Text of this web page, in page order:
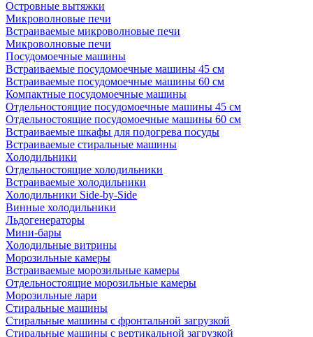
Островные вытяжки
Микроволновые печи
Встраиваемые микроволновые печи
Микроволновые печи
Посудомоечные машины
Встраиваемые посудомоечные машины 45 см
Встраиваемые посудомоечные машины 60 см
Компактные посудомоечные машины
Отдельностоящие посудомоечные машины 45 см
Отдельностоящие посудомоечные машины 60 см
Встраиваемые шкафы для подогрева посуды
Встраиваемые стиральные машины
Холодильники
Отдельностоящие холодильники
Встраиваемые холодильники
Холодильники Side-by-Side
Винные холодильники
Льдогенераторы
Мини-бары
Холодильные витрины
Морозильные камеры
Встраиваемые морозильные камеры
Отдельностоящие морозильные камеры
Морозильные лари
Стиральные машины
Стиральные машины с фронтальной загрузкой
Стиральные машины с вертикальной загрузкой